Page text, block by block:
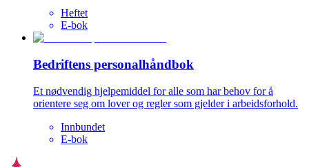
Heftet
E-bok
Bedriftens personalhåndbok
Et nødvendig hjelpemiddel for alle som har behov for å
orientere seg om lover og regler som gjelder i arbeidsforhold.
Innbundet
E-bok